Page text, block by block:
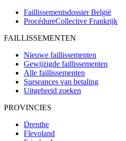
Faillissementsdossier België
ProcédureCollective Frankrijk
FAILLISSEMENTEN
Nieuwe faillissementen
Gewijzigde faillissementen
Alle faillissementen
Surseances van betaling
Uitgebreid zoeken
PROVINCIES
Drenthe
Flevoland